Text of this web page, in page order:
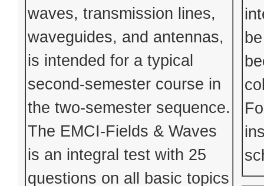
waves, transmission lines,
waveguides, and antennas,
is intended for a typical
second-semester course in
the two-semester sequence.
The EMCI-Fields & Waves
is an integral test with 25
questions on all basic topics